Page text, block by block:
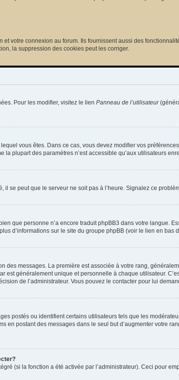
votre connexion au forum. Ils fournissent aussi des
la suppression des cookies peut les corriger.
Pour les modifier, visitez le lien Panneau de l’utilisateur
vous êtes. Dans ce cas, vous devez modifier vos
plupart des paramètres n’est accessible qu’aux utilisateurs
il se peut que le serveur ne soit pas à l’heure. Signalez ce
que personne n’a encore traduit phpBB3 dans votre langue.
d’informations sur le site du groupe phpBB (voir le lien en bas
des messages. La première est associée à votre rang,
est généralement unique et personnelle à chaque utilisateur.
de l’administrateur. Vous pouvez le contacter pour lui
postés ou identifient certains utilisateurs tels que les
en postant des messages dans le seul but d’augmenter votre
(si la fonction a été activée par l’administrateur). Ceci pour